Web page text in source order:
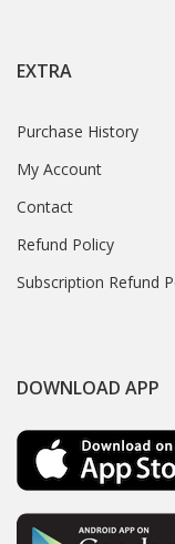
EXTRA
Purchase History
My Account
Contact
Refund Policy
Subscription Refund
DOWNLOAD APP